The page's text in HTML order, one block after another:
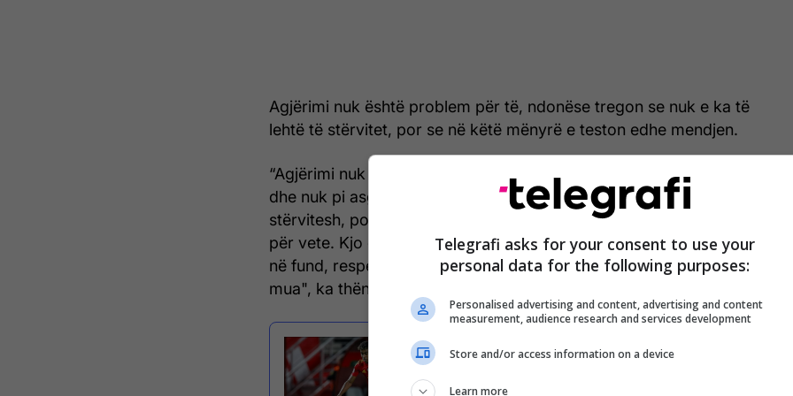
Agjërimi nuk është problem për të, ndonëse tregon se nuk e ka të
lehtë të stërvitet, por se në këtë mënyrë e teston edhe mendjen.
“Agjërimi nuk është problem për mua, jam mësuar me të. Nuk ha
dhe nuk pi asgjë, i zbatoj me përpikëri rregullat. Nuk është e lehtë të
stërvitesh, por në këtë mënyrë teston mendjen dhe në fund e bën
për vete. Kjo është një nga armët kryesore që kam, mentaliteti. Dhe
në fund, respektimi i muajit të Ramazanit nuk është problem për
mua", ka thënë fillimisht Rudiger.
Telegrafi asks for your consent to use your
personal data for the following purposes:
Personalised advertising and content, advertising and content
measurement, audience research and services development
Store and/or access information on a device
Learn more